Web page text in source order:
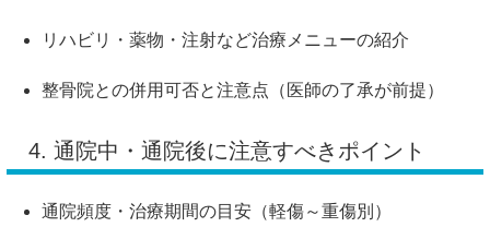
リハビリ・薬物・注射など治療メニューの紹介
整骨院との併用可否と注意点（医師の了承が前提）
4. 通院中・通院後に注意すべきポイント
通院頻度・治療期間の目安（軽傷～重傷別）